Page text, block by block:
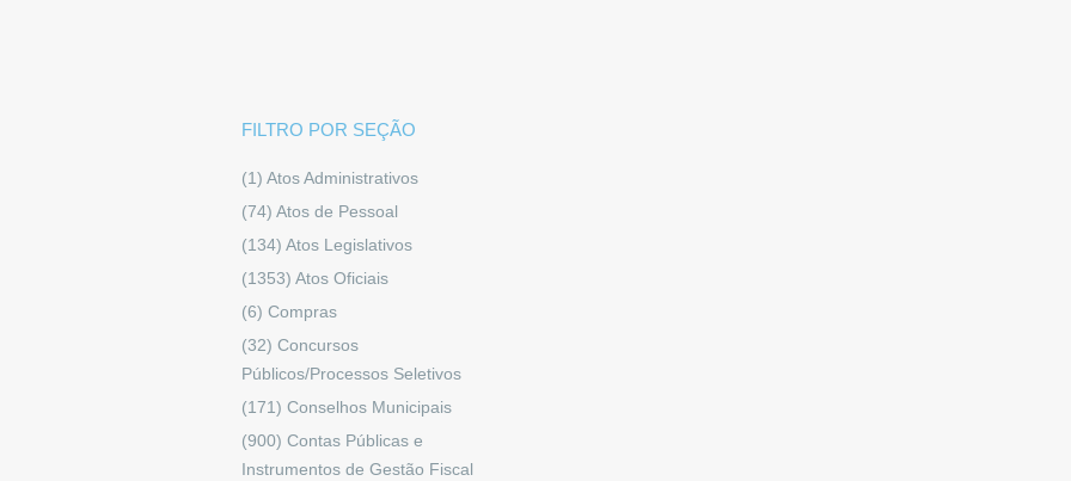
FILTRO POR SEÇÃO
(1) Atos Administrativos
(74) Atos de Pessoal
(134) Atos Legislativos
(1353) Atos Oficiais
(6) Compras
(32) Concursos
Públicos/Processos Seletivos
(171) Conselhos Municipais
(900) Contas Públicas e
Instrumentos de Gestão Fiscal